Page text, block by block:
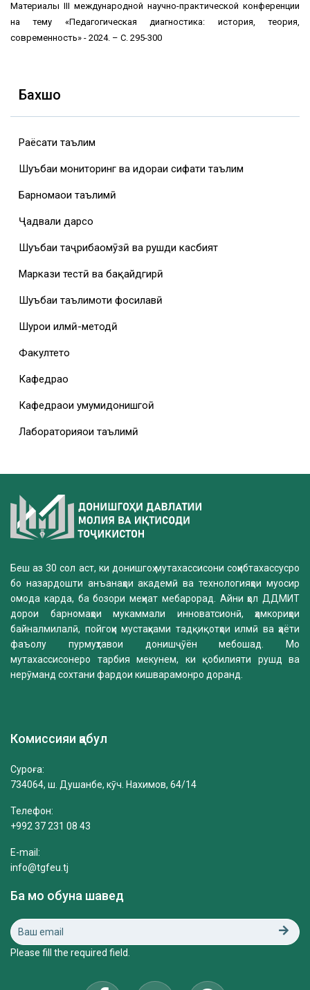
Материалы III международной научно-практической конференции
на тему «Педагогическая диагностика: история, теория,
современность» - 2024. – С. 295-300
Бахшҳо
Раёсати таълим
Шуъбаи мониторинг ва идораи сифати таълим
Барномаҳои таълимӣ
Ҷадвали дарсҳо
Шуъбаи таҷрибаомӯзӣ ва рушди касбият
Маркази тестӣ ва бақайдгирӣ
Шуъбаи таълимоти фосилавӣ
Шурои илмӣ-методӣ
Факултетҳо
Кафедраҳо
Кафедраҳои умумидонишгоҳӣ
Лабораторияҳои таълимӣ
Беш аз 30 сол аст, ки донишгоҳ мутахассисони соҳибтахассусро
бо назардошти анъанаҳои академӣ ва технологияҳои муосир
омода карда, ба бозори меҳнат мебарорад. Айни ҳол ДДМИТ
дорои барномаҳои мукаммали инноватсионӣ, ҳамкориҳои
байналмилалӣ, пойгоҳи мустаҳками тадқиқотҳои илмӣ ва ҳаёти
фаъолу пурмуҳтавои донишҷӯён мебошад. Мо
мутахассисонеро тарбия мекунем, ки қобилияти рушд ва
нерӯманд сохтани фардои кишварамонро доранд.
Комиссияи қабул
Суроға:
734064, ш. Душанбе, кӯч. Нахимов, 64/14
Телефон:
+992 37 231 08 43
E-mail:
info@tgfeu.tj
Ба мо обуна шавед
Please fill the required field.